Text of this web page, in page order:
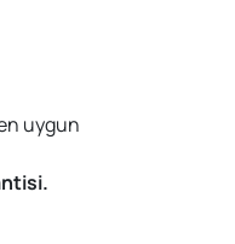
uygun